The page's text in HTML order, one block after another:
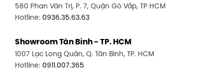
580 Phan Văn Trị, P. 7, Quận Gò Vấp, TP HCM
Hotline: 0936.35.63.63
Showroom Tân Bình - TP. HCM
1007 Lạc Long Quân, Q. Tân Bình, TP. HCM
Hotline: 0911.007.365